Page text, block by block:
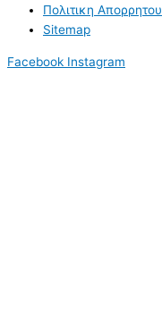
Πολιτικη Απορρητου
Sitemap
Facebook Instagram